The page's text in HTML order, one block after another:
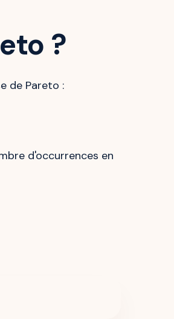
?
de Pareto :
d'occurrences en